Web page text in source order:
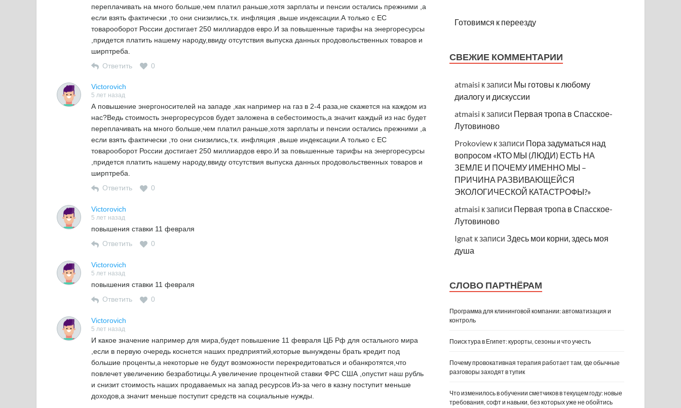
переплачивать на много больше,чем платил раньше,хотя зарплаты и пенсии остались прежними ,а
если взять фактически ,то они снизились,т.к. инфляция ,выше индексации.А только с ЕС
товарооборот России достигает 250 миллиардов евро.И за повышенные тарифы на энергоресурсы
,придется платить нашему народу,ввиду отсутствия выпуска данных продовольственных товаров и
ширптреба.
Ответить
0
Victorovich
5 лет назад
А повышение энергоносителей на западе ,как например на газ в 2-4 раза,не скажется на каждом из
нас?Ведь стоимость энергоресурсов будет заложена в себестоимость,а значит каждый из нас будет
переплачивать на много больше,чем платил раньше,хотя зарплаты и пенсии остались прежними ,а
если взять фактически ,то они снизились,т.к. инфляция ,выше индексации.А только с ЕС
товарооборот России достигает 250 миллиардов евро.И за повышенные тарифы на энергоресурсы
,придется платить нашему народу,ввиду отсутствия выпуска данных продовольственных товаров и
ширптреба.
Ответить
0
Victorovich
5 лет назад
повышения ставки 11 февраля
Ответить
0
Victorovich
5 лет назад
повышения ставки 11 февраля
Ответить
0
Victorovich
5 лет назад
И какое значение например для мира,будет повышение 11 февраля ЦБ Рф для остального мира
,если в первую очередь коснется наших предприятий,которые вынуждены брать кредит под
большие проценты,а некоторые не будут возможности перекредитоваться и обанкротятся,что
повлечет увеличению безработицы.А увеличение процентной ставки ФРС США ,опустит наш рубль
и снизит стоимость наших продаваемых на запад ресурсов.Из-за чего в казну поступит меньше
доходов,а значит меньше поступит средств на социальные нужды.
Готовимся к переезду
СВЕЖИЕ КОММЕНТАРИИ
atmaisi к записи Мы готовы к любому
диалогу и дискуссии
atmaisi к записи Первая тропа в Спасское-
Лутовиново
Prokoview к записи Пора задуматься над
вопросом «КТО МЫ (ЛЮДИ) ЕСТЬ НА
ЗЕМЛЕ И ПОЧЕМУ ИМЕННО МЫ –
ПРИЧИНА РАЗВИВАЮЩЕЙСЯ
ЭКОЛОГИЧЕСКОЙ КАТАСТРОФЫ?»
atmaisi к записи Первая тропа в Спасское-
Лутовиново
Ignat к записи Здесь мои корни, здесь моя
душа
СЛОВО ПАРТНЁРАМ
Программа для клининговой компании: автоматизация и
контроль
Поиск тура в Египет: курорты, сезоны и что учесть
Почему провокативная терапия работает там, где обычные
разговоры заходят в тупик
Что изменилось в обучении сметчиков в текущем году: новые
требования, софт и навыки, без которых уже не обойтись